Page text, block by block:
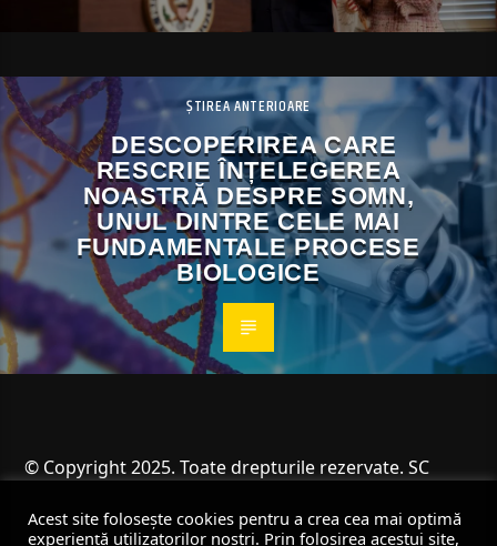
ȘTIREA ANTERIOARE
DESCOPERIREA CARE
RESCRIE ÎNȚELEGEREA
NOASTRĂ DESPRE SOMN,
UNUL DINTRE CELE MAI
FUNDAMENTALE PROCESE
BIOLOGICE
© Copyright 2025. Toate drepturile rezervate. SC
Acest site folosește cookies pentru a crea cea mai optimă
experiență utilizatorilor noștri. Prin folosirea acestui site,